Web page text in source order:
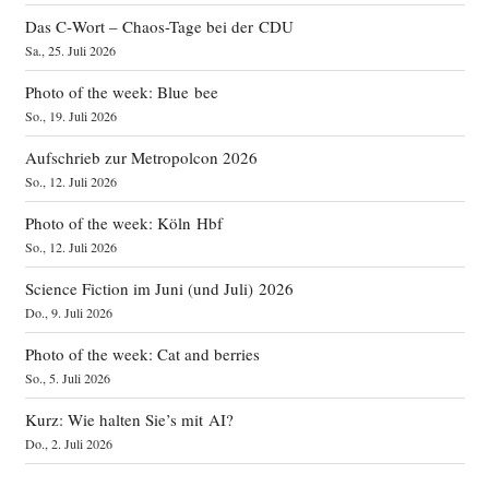
Das C‑Wort – Chaos-Tage bei der CDU
Sa., 25. Juli 2026
Photo of the week: Blue bee
So., 19. Juli 2026
Aufschrieb zur Metropolcon 2026
So., 12. Juli 2026
Photo of the week: Köln Hbf
So., 12. Juli 2026
Science Fiction im Juni (und Juli) 2026
Do., 9. Juli 2026
Photo of the week: Cat and berries
So., 5. Juli 2026
Kurz: Wie halten Sie’s mit AI?
Do., 2. Juli 2026